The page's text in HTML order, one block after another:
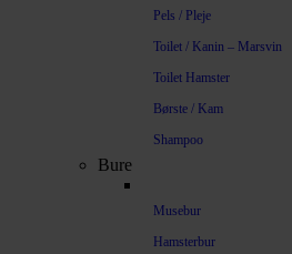
Pels / Pleje
Toilet / Kanin – Marsvin
Toilet Hamster
Børste / Kam
Shampoo
Bure
Musebur
Hamsterbur